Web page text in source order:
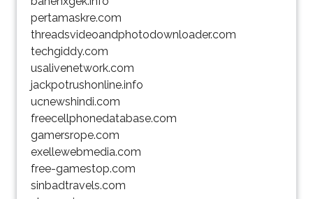
pertamaskre.com
threadsvideoandphotodownloader.com
techgiddy.com
usalivenetwork.com
jackpotrushonline.info
ucnewshindi.com
freecellphonedatabase.com
gamersrope.com
exellewebmedia.com
free-gamestop.com
sinbadtravels.com